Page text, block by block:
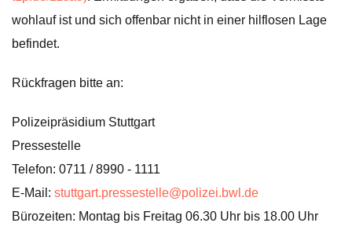
wohlauf ist und sich offenbar nicht in einer hilflosen Lage
befindet.
Rückfragen bitte an:
Polizeipräsidium Stuttgart
Pressestelle
Telefon: 0711 / 8990 - 1111
E-Mail: stuttgart.pressestelle@polizei.bwl.de
Bürozeiten: Montag bis Freitag 06.30 Uhr bis 18.00 Uhr